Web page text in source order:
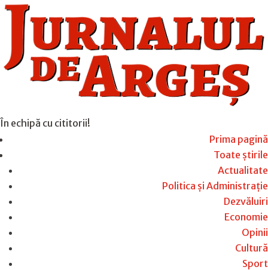
În echipă cu cititorii!
Prima pagină
Toate știrile
Actualitate
Politica și Administrație
Dezvăluiri
Economie
Opinii
Cultură
Sport